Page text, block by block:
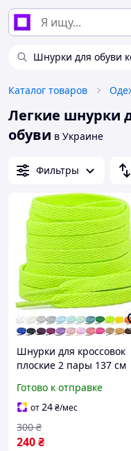
Шнурки для обуви
Каталог товаров
Легкие шнурки
обуви в Украине
Фильтры
Шнурки для кроссовок
плоские 2 пары 137 см
полиэстер 8 мм для
спортивной и
повседневной обуви
Готово к отправке
от24₴/мес
240₴
300 ₴